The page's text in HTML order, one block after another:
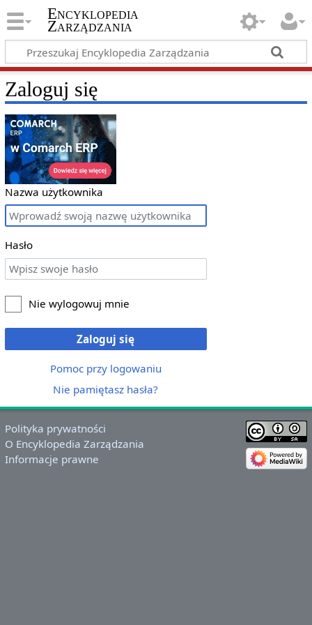
Encyklopedia
Zarządzania
Zaloguj się
Nazwa użytkownika
Hasło
Nie wylogowuj mnie
Zaloguj się
Pomoc przy logowaniu
Nie pamiętasz hasła?
Polityka prywatności
O Encyklopedia Zarządzania
Informacje prawne